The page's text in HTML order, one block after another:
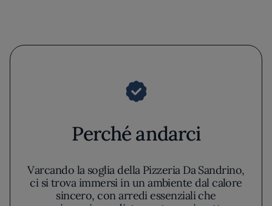
Perché andarci
Varcando la soglia della Pizzeria Da Sandrino,
ci si trova immersi in un ambiente dal calore
sincero, con arredi essenziali che